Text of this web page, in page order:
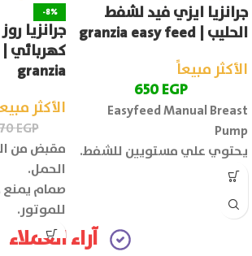
جرانزيا ايزي فيد لشفط
الحليب | granzia easy feed
الأكثر مبيعاً
650EGP
Easyfeed Manual Breast
Pump
يحتوي علي مستويين للشفط.
-8%
جرانزيا
granzia
الأكثر
EGP
مقبض من
الحمل.
صمام يمنع
للموتور.
آراء العملاء